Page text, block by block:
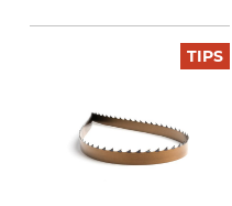
TIPS